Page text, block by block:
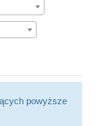
powyższe